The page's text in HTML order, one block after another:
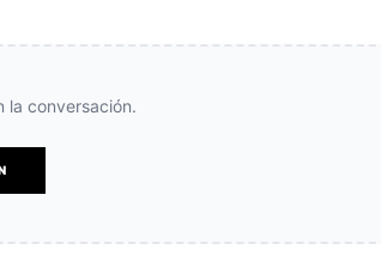
la conversación.